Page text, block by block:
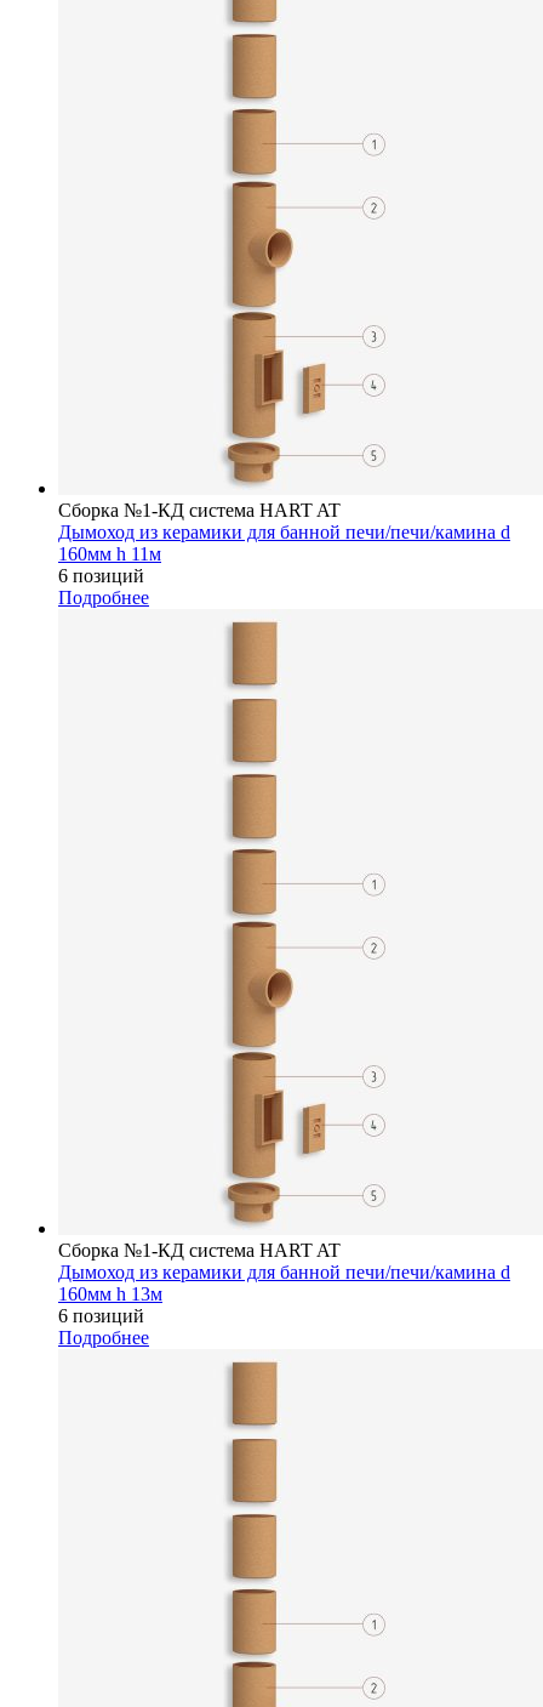
Сборка №1-КД система HART AT
Дымоход из керамики для банной печи/печи/камина d
160мм h 11м
6 позиций
Подробнее
Сборка №1-КД система HART AT
Дымоход из керамики для банной печи/печи/камина d
160мм h 13м
6 позиций
Подробнее